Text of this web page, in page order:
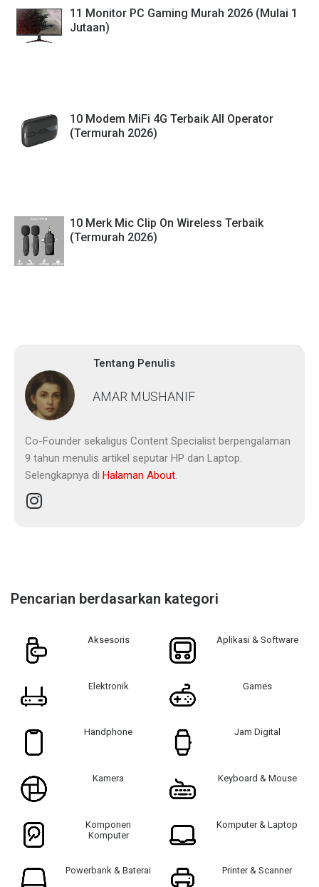
Tentang Penulis
11 Monitor PC Gaming Murah 2026 (Mulai 1
Jutaan)
10 Modem MiFi 4G Terbaik All Operator
(Termurah 2026)
10 Merk Mic Clip On Wireless Terbaik
(Termurah 2026)
AMAR MUSHANIF
Co-Founder sekaligus Content Specialist berpengalaman
9 tahun menulis artikel seputar HP dan Laptop.
Selengkapnya di Halaman About.
Pencarian berdasarkan kategori
Aksesoris Aplikasi & Software
Elektronik Games
Handphone Jam Digital
Kamera Keyboard & Mouse
Komponen
Komputer
Komputer & Laptop
Powerbank & Baterai Printer & Scanner